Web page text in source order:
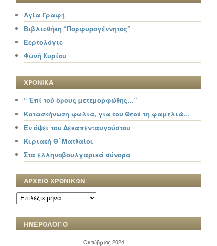
Αγία Γραφή
Βιβλιοθήκη “Πορφυρογέννητος”
Εορτολόγιο
Φωνή Κυρίου
ΧΡΟΝΙΚΑ
“ Ἐπί τοῦ ὄρους μετεμορφώθης…”
Κατασκήνωση φωλιά, για του Θεού τη φαμελιά…
Εν όψει του Δεκαπενταυγούστου
Κυριακή Θ΄ Ματθαίου
Στα ελληνοβουλγαρικά σύνορα
ΑΡΧΕΙΟ ΧΡΟΝΙΚΩΝ
ΑΡΧΕΙΟ
ΧΡΟΝΙΚΩΝ
ΗΜΕΡΟΛΟΓΙΟ
Οκτώβριος 2024